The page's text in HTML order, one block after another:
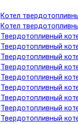
Котел
Котел
Твердотопливный
Твердотопливный
Твердотопливный
Твердотопливный
Твердотопливный
Твердотопливный
Твердотопливный
Твердотопливный
Твердотопливный